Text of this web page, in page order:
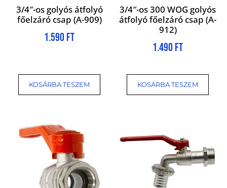
3/4″-os golyós átfolyó
főelzáró csap (A-909)
1.590 Ft
KOSÁRBA TESZEM
3/4″-os 300 WOG golyós
átfolyó főelzáró csap (A-
912)
1.490 Ft
KOSÁRBA TESZEM